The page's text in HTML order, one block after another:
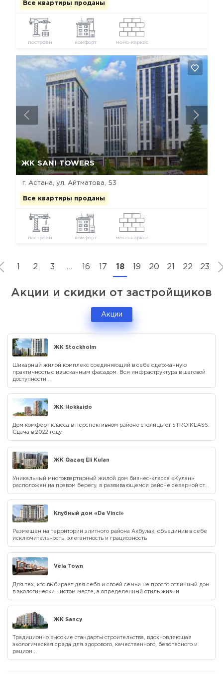
Все квартиры проданы
построен комфорт моно-каркас
ЖК SANI TOWERS
г. Астана, ул. Айтматова, 53
Все квартиры проданы
построен комфорт моно-каркас
Да, удалить Отмена
1 2 3 … 16 17 18 19 20 21 22 23
Акции и скидки от застройщиков
Акции
ЖК Stockholm
Шикарный жилой комплекс соединяющий в себе сдержанную
практичность с изысканным фасадом. Вся инфраструктура в шаговой
доступности...
ЖК Hokkaido
Дом комфорт класса в перспективном районе столицы от STROIKLASS.
Сдача в 2022 году
ЖК Qazaq Eli Kulan
Уникальный многоквартирный жилой дом бизнес-класса «Кулан»
расположен на правом берегу, в развивающемся районе северной ст...
Клубный дом «Da Vinci»
Размещен на территории элитного района Акбулак, объединив в себе
исключительность, элегантность и грациозность
Vela Town
Для тех, кто выбирает для себя и своей семьи не просто отличный дом
в экологически чистом месте, а определенный стиль жизни
ЖК Sancy
Традиционно высокие стандарты строительства, вдохновляющая
экологическая среда для здорового, качественного, безопасного и
рацион...